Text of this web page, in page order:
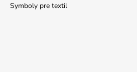
Symboly pre textil